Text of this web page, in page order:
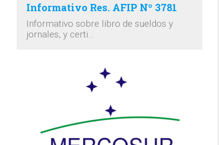
Informativo Res. AFIP Nº 3781
Informativo sobre libro de sueldos y
jornales, y certi…